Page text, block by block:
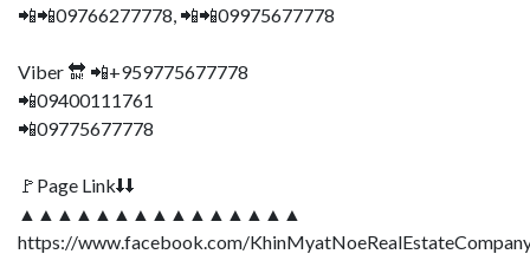
📲📲09766277778, 📲📲09975677778
Viber 🔛 📲+959775677778
📲09400111761
📲09775677778
🚩Page Link⬇⬇
▲▲▲▲▲▲▲▲▲▲▲▲▲▲▲
https://www.facebook.com/